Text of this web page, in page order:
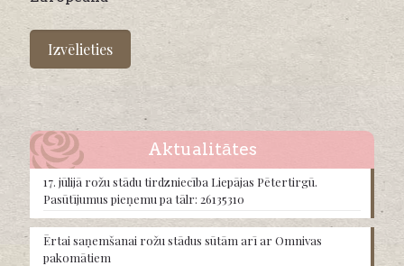
Izvēlieties
This
product
variants.
options
may
chosen
on
product
page
Aktualitātes
17. jūlijā rožu stādu tirdzniecība Liepājas Pētertirgū.
Pasūtījumus pieņemu pa tālr: 26135310
Ērtai saņemšanai rožu stādus sūtām arī ar Omnivas
pakomātiem